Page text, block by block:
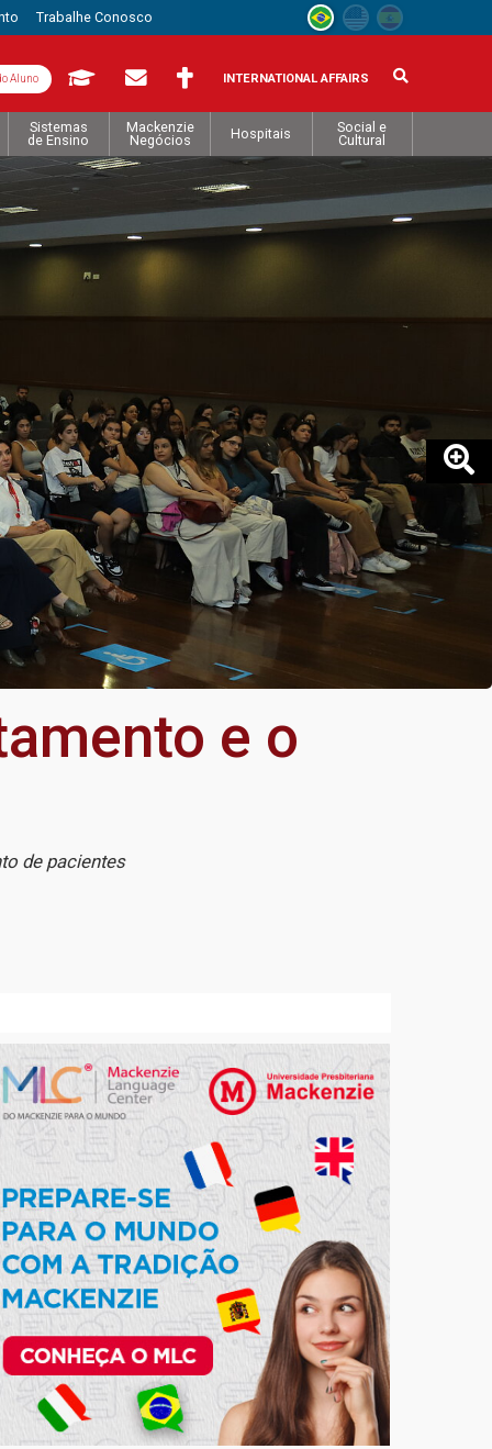
Trabalhe Conosco
Aluno INTERNATIONAL AFFAIRS
Sistemas
de Ensino
Mackenzie
Negócios
Hospitais
Social e
Cultural
e o
de pacientes